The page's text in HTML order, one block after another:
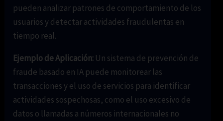
pueden analizar patrones de comportamiento de los
usuarios y detectar actividades fraudulentas en
tiempo real.
Ejemplo de Aplicación: Un sistema de prevención de
fraude basado en IA puede monitorear las
transacciones y el uso de servicios para identificar
actividades sospechosas, como el uso excesivo de
datos o llamadas a números internacionales no